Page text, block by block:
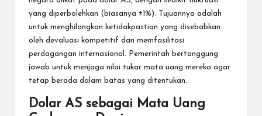
yang diperbolehkan (biasanya ±1%). Tujuannya adalah
untuk menghilangkan ketidakpastian yang disebabkan
oleh devaluasi kompetitif dan memfasilitasi
perdagangan internasional. Pemerintah bertanggung
jawab untuk menjaga nilai tukar mata uang mereka agar
tetap berada dalam batas yang ditentukan.
Dolar AS sebagai Mata Uang